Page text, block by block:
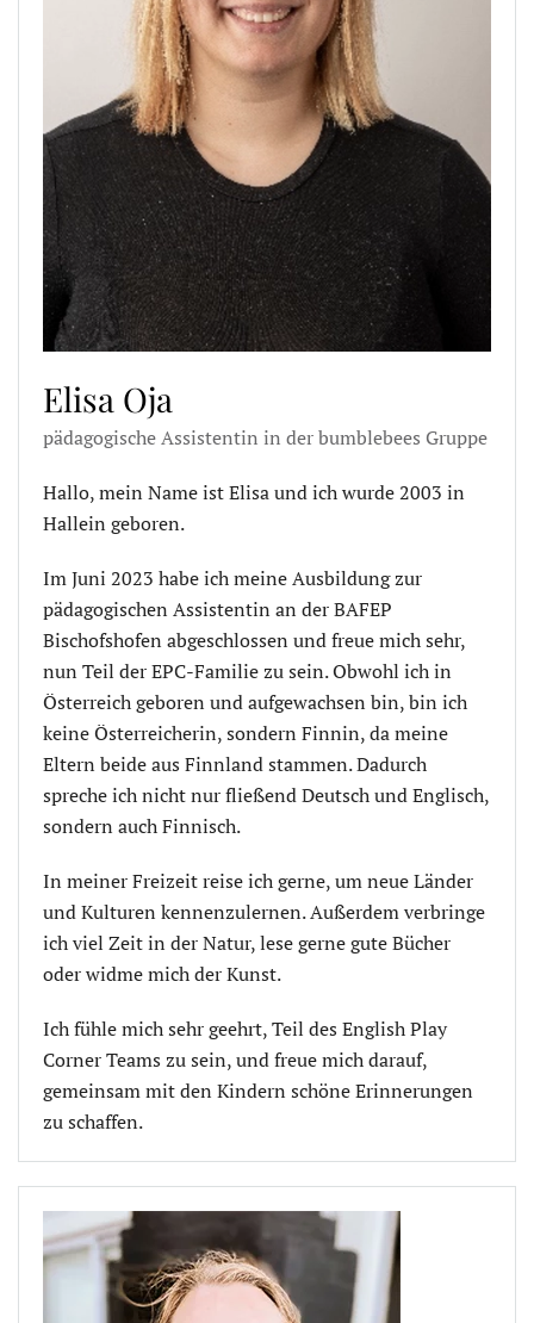
Elisa Oja
pädagogische Assistentin in der bumblebees Gruppe
Hallo, mein Name ist Elisa und ich wurde 2003 in
Hallein geboren.
Im Juni 2023 habe ich meine Ausbildung zur
pädagogischen Assistentin an der BAFEP
Bischofshofen abgeschlossen und freue mich sehr,
nun Teil der EPC-Familie zu sein. Obwohl ich in
Österreich geboren und aufgewachsen bin, bin ich
keine Österreicherin, sondern Finnin, da meine
Eltern beide aus Finnland stammen. Dadurch
spreche ich nicht nur fließend Deutsch und Englisch,
sondern auch Finnisch.
In meiner Freizeit reise ich gerne, um neue Länder
und Kulturen kennenzulernen. Außerdem verbringe
ich viel Zeit in der Natur, lese gerne gute Bücher
oder widme mich der Kunst.
Ich fühle mich sehr geehrt, Teil des English Play
Corner Teams zu sein, und freue mich darauf,
gemeinsam mit den Kindern schöne Erinnerungen
zu schaffen.